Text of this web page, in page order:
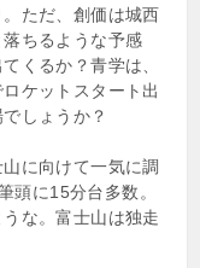
ただ、創価は城西
ちるような予感
くるか？青学は、
ケットスタート出
しょうか？
に向けて一気に調
頭に15分台多数。
な。富士山は独走